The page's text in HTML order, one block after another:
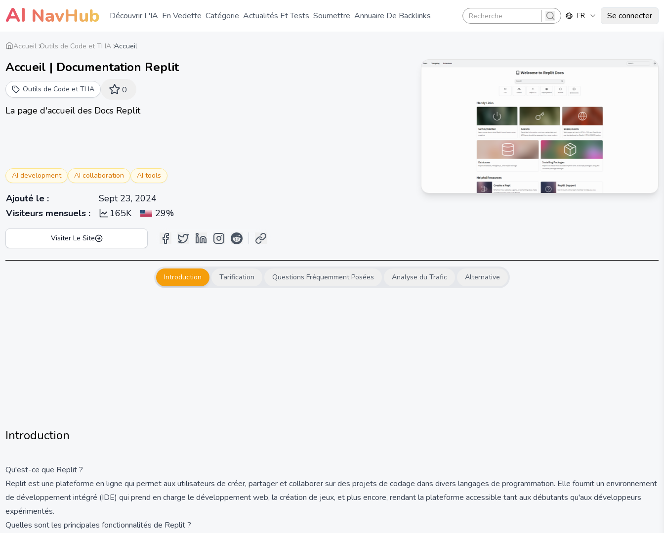
AI NavHub Découvrir L'IA En Vedette Catégorie Actualités Et Tests Soumettre Annuaire De Backlinks
search
FR Se connecter
Accueil Outils de Code et TI IA Accueil
Accueil | Documentation Replit
Outils de Code et TI IA 0
La page d'accueil des Docs Replit
AI development AI collaboration AI tools
Ajouté le :
Sept 23, 2024
Visiteurs mensuels : 165K 29%
Visiter Le Site
Introduction Tarification Questions Fréquemment Posées Analyse du Trafic Alternative
Introduction
Qu'est-ce que Replit ?
Replit est une plateforme en ligne qui permet aux utilisateurs de créer, partager et collaborer sur des projets de codage dans divers langages de programmation. Elle fournit un environnement
de développement intégré (IDE) qui prend en charge le développement web, la création de jeux, et plus encore, rendant la plateforme accessible tant aux débutants qu'aux développeurs
expérimentés.
Quelles sont les principales fonctionnalités de Replit ?